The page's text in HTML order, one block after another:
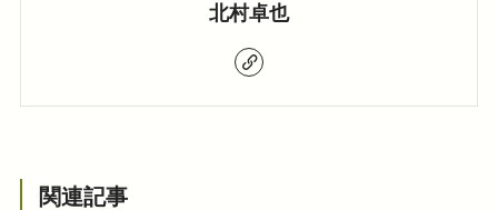
北村卓也
関連記事